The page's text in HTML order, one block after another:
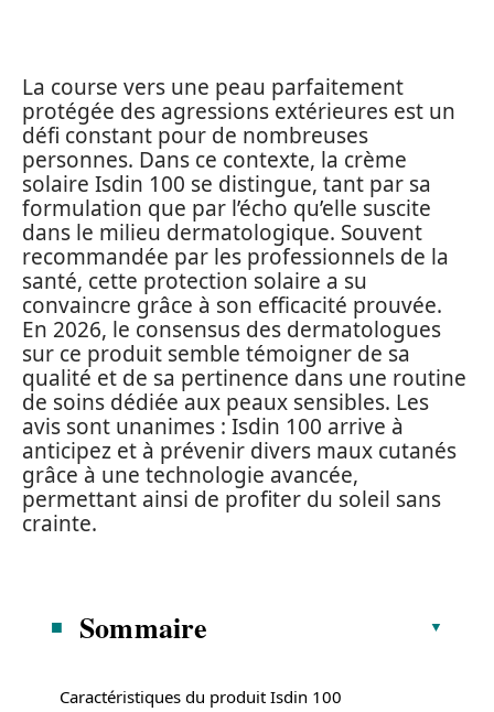
La course vers une peau parfaitement
protégée des agressions extérieures est un
défi constant pour de nombreuses
personnes. Dans ce contexte, la crème
solaire Isdin 100 se distingue, tant par sa
formulation que par l’écho qu’elle suscite
dans le milieu dermatologique. Souvent
recommandée par les professionnels de la
santé, cette protection solaire a su
convaincre grâce à son efficacité prouvée.
En 2026, le consensus des dermatologues
sur ce produit semble témoigner de sa
qualité et de sa pertinence dans une routine
de soins dédiée aux peaux sensibles. Les
avis sont unanimes : Isdin 100 arrive à
anticipez et à prévenir divers maux cutanés
grâce à une technologie avancée,
permettant ainsi de profiter du soleil sans
crainte.
Sommaire
Caractéristiques du produit Isdin 100